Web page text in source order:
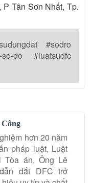
Tân Sơn Nhất, Tp.
#sodro
so-do #luatsudfc
hơn 20 năm
pháp luật, Luật
Tòa án, Ông Lê
dắt DFC trở